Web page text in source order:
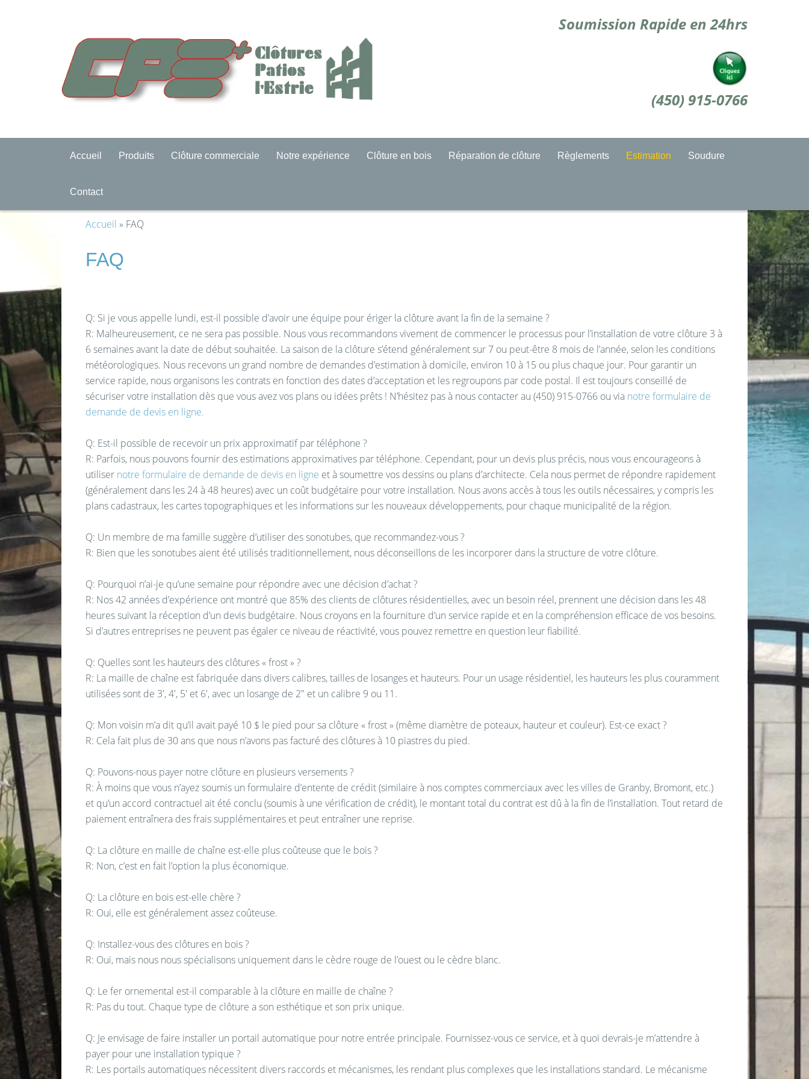
Soumission Rapide en 24hrs
(450) 915-0766
Accueil Produits Clôture commerciale Notre expérience Clôture en bois Réparation de clôture Règlements Estimation Soudure
Contact
Accueil » FAQ
FAQ
Q: Si je vous appelle lundi, est-il possible d’avoir une équipe pour ériger la clôture avant la fin de la semaine ?
R: Malheureusement, ce ne sera pas possible. Nous vous recommandons vivement de commencer le processus pour l’installation de votre clôture 3 à
6 semaines avant la date de début souhaitée. La saison de la clôture s’étend généralement sur 7 ou peut-être 8 mois de l’année, selon les conditions
météorologiques. Nous recevons un grand nombre de demandes d’estimation à domicile, environ 10 à 15 ou plus chaque jour. Pour garantir un
service rapide, nous organisons les contrats en fonction des dates d’acceptation et les regroupons par code postal. Il est toujours conseillé de
sécuriser votre installation dès que vous avez vos plans ou idées prêts ! N’hésitez pas à nous contacter au (450) 915-0766 ou via notre formulaire de
demande de devis en ligne.
Q: Est-il possible de recevoir un prix approximatif par téléphone ?
R: Parfois, nous pouvons fournir des estimations approximatives par téléphone. Cependant, pour un devis plus précis, nous vous encourageons à
utiliser notre formulaire de demande de devis en ligne et à soumettre vos dessins ou plans d’architecte. Cela nous permet de répondre rapidement
(généralement dans les 24 à 48 heures) avec un coût budgétaire pour votre installation. Nous avons accès à tous les outils nécessaires, y compris les
plans cadastraux, les cartes topographiques et les informations sur les nouveaux développements, pour chaque municipalité de la région.
Q: Un membre de ma famille suggère d’utiliser des sonotubes, que recommandez-vous ?
R: Bien que les sonotubes aient été utilisés traditionnellement, nous déconseillons de les incorporer dans la structure de votre clôture.
Q: Pourquoi n’ai-je qu’une semaine pour répondre avec une décision d’achat ?
R: Nos 42 années d’expérience ont montré que 85% des clients de clôtures résidentielles, avec un besoin réel, prennent une décision dans les 48
heures suivant la réception d’un devis budgétaire. Nous croyons en la fourniture d’un service rapide et en la compréhension efficace de vos besoins.
Si d’autres entreprises ne peuvent pas égaler ce niveau de réactivité, vous pouvez remettre en question leur fiabilité.
Q: Quelles sont les hauteurs des clôtures « frost » ?
R: La maille de chaîne est fabriquée dans divers calibres, tailles de losanges et hauteurs. Pour un usage résidentiel, les hauteurs les plus couramment
utilisées sont de 3′, 4′, 5′ et 6′, avec un losange de 2″ et un calibre 9 ou 11.
Q: Mon voisin m’a dit qu’il avait payé 10 $ le pied pour sa clôture « frost » (même diamètre de poteaux, hauteur et couleur). Est-ce exact ?
R: Cela fait plus de 30 ans que nous n’avons pas facturé des clôtures à 10 piastres du pied.
Q: Pouvons-nous payer notre clôture en plusieurs versements ?
R: À moins que vous n’ayez soumis un formulaire d’entente de crédit (similaire à nos comptes commerciaux avec les villes de Granby, Bromont, etc.)
et qu’un accord contractuel ait été conclu (soumis à une vérification de crédit), le montant total du contrat est dû à la fin de l’installation. Tout retard de
paiement entraînera des frais supplémentaires et peut entraîner une reprise.
Q: La clôture en maille de chaîne est-elle plus coûteuse que le bois ?
R: Non, c’est en fait l’option la plus économique.
Q: La clôture en bois est-elle chère ?
R: Oui, elle est généralement assez coûteuse.
Q: Installez-vous des clôtures en bois ?
R: Oui, mais nous nous spécialisons uniquement dans le cèdre rouge de l’ouest ou le cèdre blanc.
Q: Le fer ornemental est-il comparable à la clôture en maille de chaîne ?
R: Pas du tout. Chaque type de clôture a son esthétique et son prix unique.
Q: Je envisage de faire installer un portail automatique pour notre entrée principale. Fournissez-vous ce service, et à quoi devrais-je m’attendre à
payer pour une installation typique ?
R: Les portails automatiques nécessitent divers raccords et mécanismes, les rendant plus complexes que les installations standard. Le mécanisme